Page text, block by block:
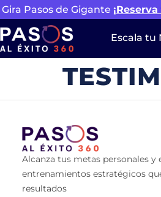
Gira Pasos de Gigante
Escala tu
Alcanza tus metas personales y
entrenamientos estratégicos
resultados